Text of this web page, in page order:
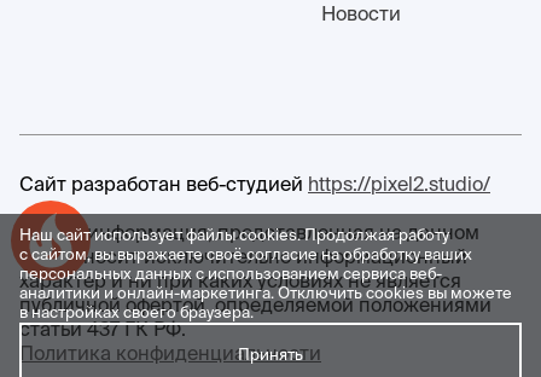
Успейте купить коммерческое помещение
Наш сайт использует файлы cookies. Продолжая работу
с сайтом, вы выражаете своё согласие на обработку ваших
персональных данных с использованием сервиса веб-
аналитики и онлайн-маркетинга. Отключить cookies вы можете
в настройках своего браузера.
Принять
Новости
Сайт разработан веб-студией https://pixel2.studio/
Любая информация, представленная на данном
сайте, носит исключительно информационный
характер и ни при каких условиях не является
публичной офертой, определяемой положениями
статьи 437 ГК РФ.
Политика конфиденциальности